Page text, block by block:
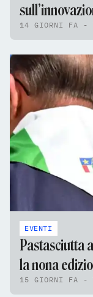
14 GIORNI FA -
EVENTI
Pastasciutta
la nona
15 GIORNI FA -